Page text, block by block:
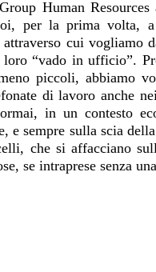
Human
per la prima volta,
attraverso cui
“vado in ufficio”.
piccoli, abbiamo
di lavoro anche
in un contesto
e sempre sulla scia
che si affacciano
se intraprese senza